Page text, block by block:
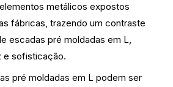
metálicos expostos
fábricas, trazendo um contraste
escadas pré moldadas em L,
e sofisticação.
pré moldadas em L podem ser